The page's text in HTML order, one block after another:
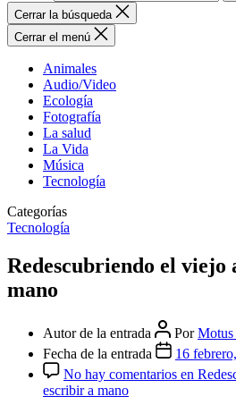
Cerrar la búsqueda
Cerrar el menú
Animales
Audio/Video
Ecología
Fotografía
La salud
La Vida
Música
Tecnología
Categorías
Tecnología
Redescubriendo el viejo
mano
Autor de la entrada Por
Fecha de la entrada
16
No hay comentarios en
escribir a mano